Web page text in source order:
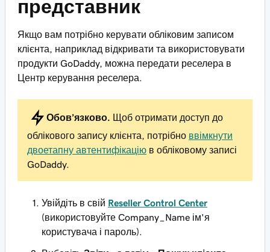
представник
Якщо вам потрібно керувати обліковим записом
клієнта, наприклад відкривати та використовувати
продукти GoDaddy, можна передати реселера в
Центр керування реселера.
Обов’язково.
Щоб отримати доступ до
облікового запису клієнта, потрібно ввімкнути
двоетапну автентифікацію в обліковому записі
GoDaddy.
Увійдіть в свій Reseller Control Center
(використовуйте Company_Name ім'я
користувача і пароль).